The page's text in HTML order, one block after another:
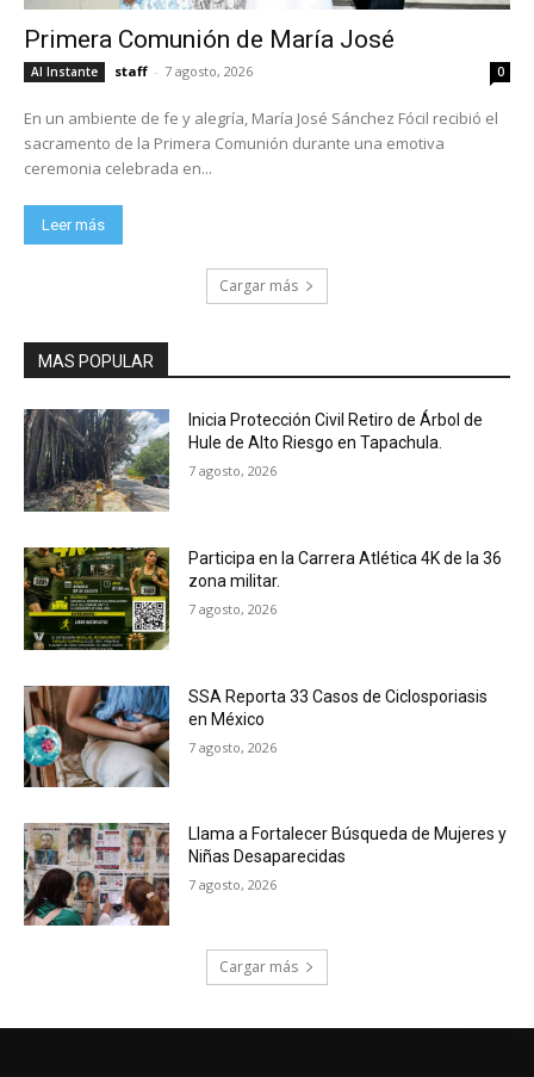
Primera Comunión de María José
Al Instante staff - 7 agosto, 2026 0
En un ambiente de fe y alegría, María José Sánchez Fócil recibió el
sacramento de la Primera Comunión durante una emotiva
ceremonia celebrada en...
Leer más
Cargar más
MAS POPULAR
Inicia Protección Civil Retiro de Árbol de
Hule de Alto Riesgo en Tapachula.
7 agosto, 2026
Participa en la Carrera Atlética 4K de la 36
zona militar.
7 agosto, 2026
SSA Reporta 33 Casos de Ciclosporiasis
en México
7 agosto, 2026
Llama a Fortalecer Búsqueda de Mujeres y
Niñas Desaparecidas
7 agosto, 2026
Cargar más